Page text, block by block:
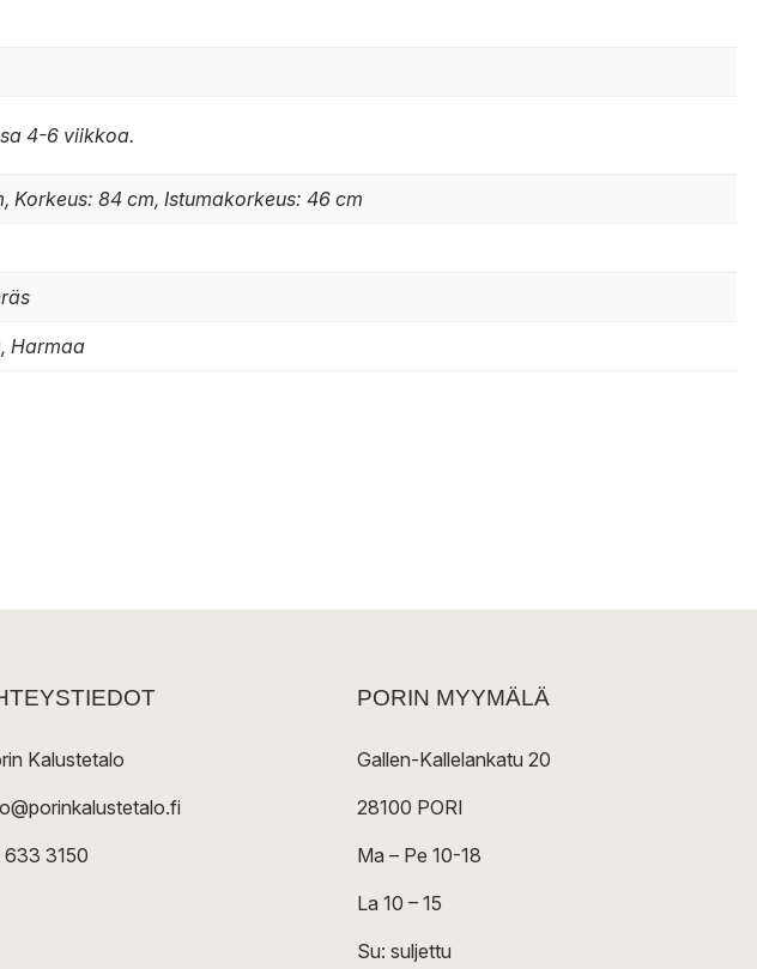
4-6 viikkoa.
Korkeus: 84 cm, Istumakorkeus: 46 cm
Harmaa
Kalustetalo
633 3150
PORIN MYYMÄLÄ
Gallen-Kallelankatu 20
28100 PORI
Ma – Pe 10-18
La 10 – 15
Su: suljettu